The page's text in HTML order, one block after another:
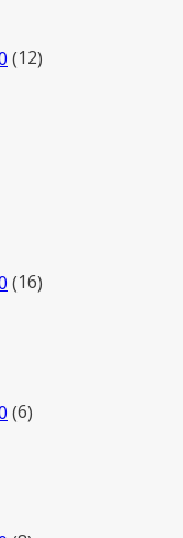
12товаров
16товаров
6товаров
товаров